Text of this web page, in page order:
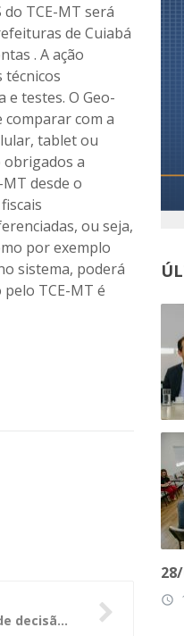
do TCE-MT será
de Cuiabá
. A ação
técnicos
testes. O Geo-
com a
tablet ou
obrigados a
desde o
ou seja,
por exemplo
sistema, poderá
TCE-MT é
Servidora da Seduc recorre de decisão do TCE-MT
access_time